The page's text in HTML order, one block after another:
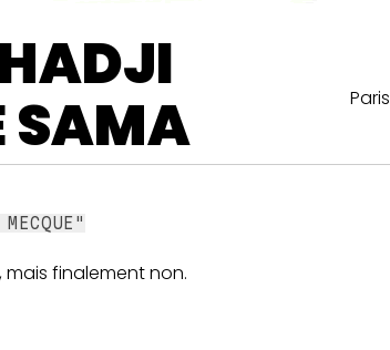
SAMA
Paris
finalement non.